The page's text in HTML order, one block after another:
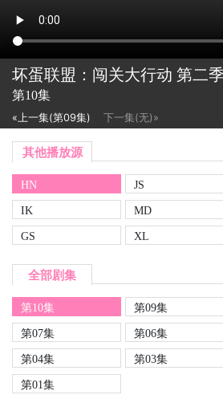
坏蛋联盟：闯关大行动 第二季
第10集
«上一集(第09集) 下一集(无)»
其他播放源
HN JS
IK
MD
GS
XL
全部剧集
第10集 第09集
第07集
第06集
第04集
第03集
第01集